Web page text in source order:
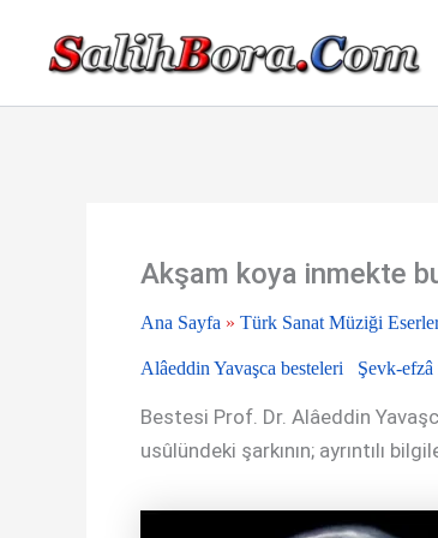
Akşam koya inmekte
Ana Sayfa » Türk Sanat Müziği
Alâeddin Yavaşca besteleri Şevk-efzâ
Bestesi Prof. Dr. Alâeddin
usûlündeki şarkının; ayrıntılı